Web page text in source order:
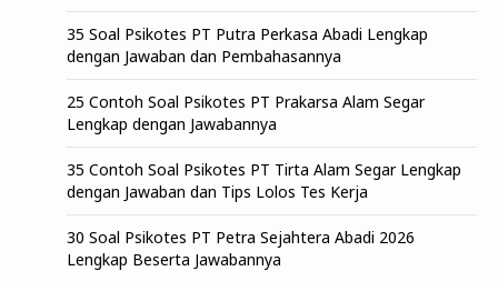
35 Soal Psikotes PT Putra Perkasa Abadi Lengkap
dengan Jawaban dan Pembahasannya
25 Contoh Soal Psikotes PT Prakarsa Alam Segar
Lengkap dengan Jawabannya
35 Contoh Soal Psikotes PT Tirta Alam Segar Lengkap
dengan Jawaban dan Tips Lolos Tes Kerja
30 Soal Psikotes PT Petra Sejahtera Abadi 2026
Lengkap Beserta Jawabannya